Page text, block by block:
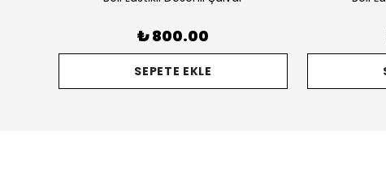
₺ 800.00
SEPETE EKLE